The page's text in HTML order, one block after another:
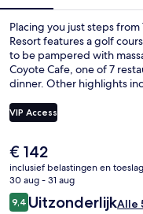
Placing you just steps from
Resort features a golf
to be pampered with
Coyote Cafe, one of 7
dinner. Other highlights
marks from fellow travelers.
VIP Access
De
huidige
prijs
is
€ 142
€ 142
inclusief belastingen en
30 aug - 31 aug
Beoordelingen
9,49,4 op 10 –
UitzonderlijkAlle